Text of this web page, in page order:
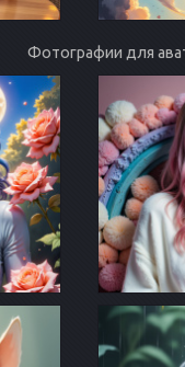
Фотографии для